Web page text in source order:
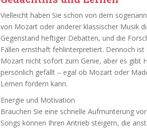
Vielleicht haben Sie schon von dem
von Mozart oder anderer klassischer Musik
Gegenstand heftiger Debatten, und die
Fällen ernsthaft fehlinterpretiert. Dennoch
Mozart nicht sofort zum Genie, aber es gibt
persönlich gefällt – egal ob Mozart oder
Lernen fördern kann.
Energie und Motivation
Brauchen Sie eine schnelle Aufmunterung
Songs können Ihren Antrieb steigern, die